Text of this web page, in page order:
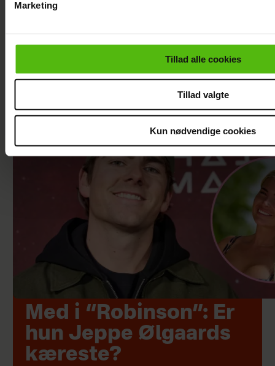
cookiepolitik.
Marketing
Tillad alle cookies
Tillad valgte
Kun nødvendige cookies
"Årgang 0"-stjerne indlagt: Deler nyt efter
Med i “Robinson”: Er
hun Jeppe Ølgaards
kæreste?